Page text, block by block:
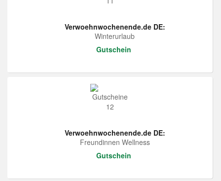
Verwoehnwochenende.de DE:
Winterurlaub
Gutschein
Verwoehnwochenende.de DE:
Freundinnen Wellness
Gutschein